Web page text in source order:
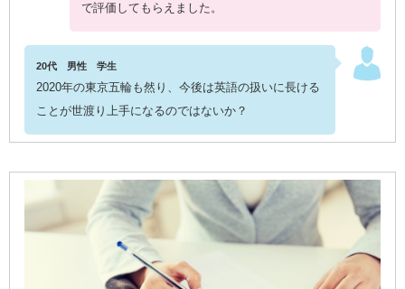
で評価してもらえました。
20代 男性 学生
2020年の東京五輪も然り、今後は英語の扱いに長ける
ことが世渡り上手になるのではないか？